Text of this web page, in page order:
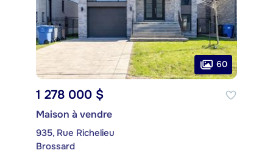
60
1 278 000 $
Maison à vendre
935, Rue Richelieu
Brossard